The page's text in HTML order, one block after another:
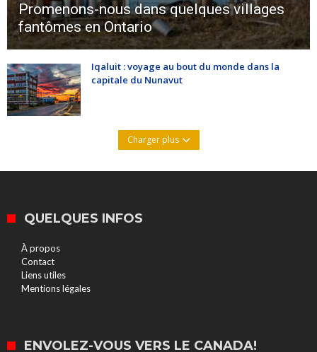
Promenons-nous dans quelques villages
fantômes en Ontario
Iqaluit : voyage au bout du monde dans la
capitale du Nunavut
Charger plus
QUELQUES INFOS
À propos
Contact
Liens utiles
Mentions légales
ENVOLEZ-VOUS VERS LE CANADA!